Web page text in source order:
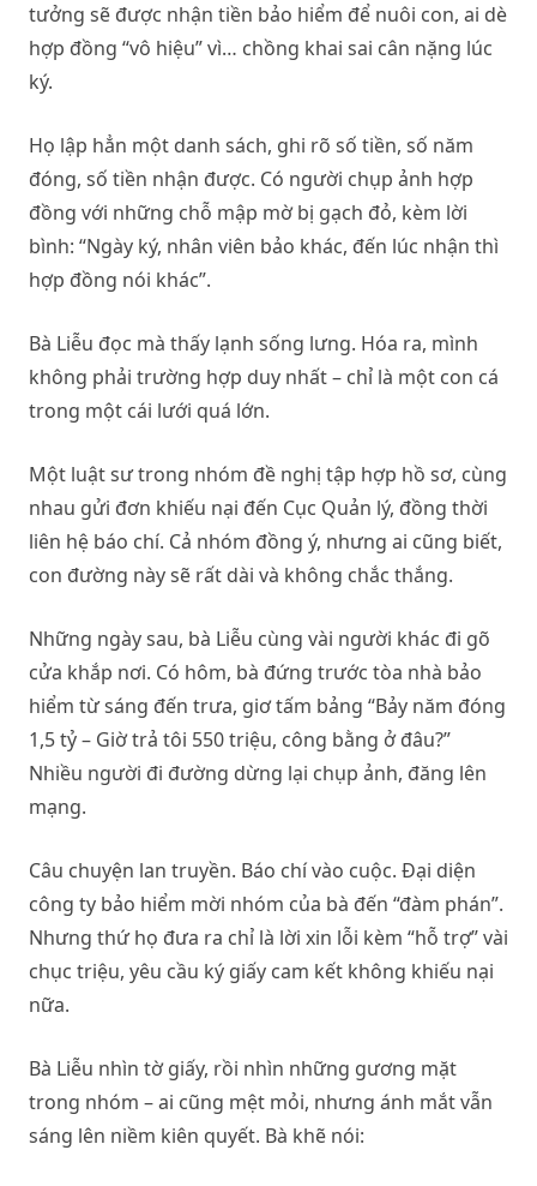
tưởng sẽ được nhận tiền bảo hiểm để nuôi con, ai dè
hợp đồng “vô hiệu” vì… chồng khai sai cân nặng lúc
ký.
Họ lập hẳn một danh sách, ghi rõ số tiền, số năm
đóng, số tiền nhận được. Có người chụp ảnh hợp
đồng với những chỗ mập mờ bị gạch đỏ, kèm lời
bình: “Ngày ký, nhân viên bảo khác, đến lúc nhận thì
hợp đồng nói khác”.
Bà Liễu đọc mà thấy lạnh sống lưng. Hóa ra, mình
không phải trường hợp duy nhất – chỉ là một con cá
trong một cái lưới quá lớn.
Một luật sư trong nhóm đề nghị tập hợp hồ sơ, cùng
nhau gửi đơn khiếu nại đến Cục Quản lý, đồng thời
liên hệ báo chí. Cả nhóm đồng ý, nhưng ai cũng biết,
con đường này sẽ rất dài và không chắc thắng.
Những ngày sau, bà Liễu cùng vài người khác đi gõ
cửa khắp nơi. Có hôm, bà đứng trước tòa nhà bảo
hiểm từ sáng đến trưa, giơ tấm bảng “Bảy năm đóng
1,5 tỷ – Giờ trả tôi 550 triệu, công bằng ở đâu?”
Nhiều người đi đường dừng lại chụp ảnh, đăng lên
mạng.
Câu chuyện lan truyền. Báo chí vào cuộc. Đại diện
công ty bảo hiểm mời nhóm của bà đến “đàm phán”.
Nhưng thứ họ đưa ra chỉ là lời xin lỗi kèm “hỗ trợ” vài
chục triệu, yêu cầu ký giấy cam kết không khiếu nại
nữa.
Bà Liễu nhìn tờ giấy, rồi nhìn những gương mặt
trong nhóm – ai cũng mệt mỏi, nhưng ánh mắt vẫn
sáng lên niềm kiên quyết. Bà khẽ nói: